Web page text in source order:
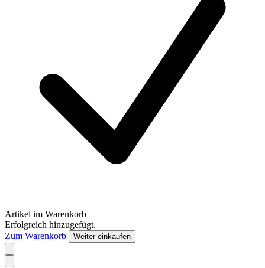
Artikel im Warenkorb
Erfolgreich hinzugefügt.
Zum Warenkorb
Weiter einkaufen